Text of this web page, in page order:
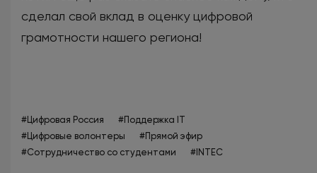
сделал свой вклад в оценку цифровой
грамотности нашего региона!
#Цифровая Россия
#Поддержка IT
#Цифровые волонтеры
#Прямой эфир
#Сотрудничество со студентами
#INTEC